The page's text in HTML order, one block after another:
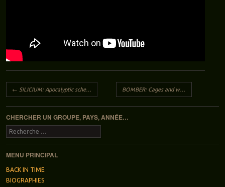
Navigation des articles
← SILICIUM: Apocalyptic scheme BOMBER: Cages and windows
CHERCHER UN GROUPE, PAYS, ANNÉE…
Recherche
MENU PRINCIPAL
BACK IN TIME
BIOGRAPHIES